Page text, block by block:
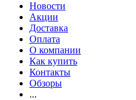
Новости
Акции
Доставка
Оплата
О компании
Как купить
Контакты
Обзоры
...